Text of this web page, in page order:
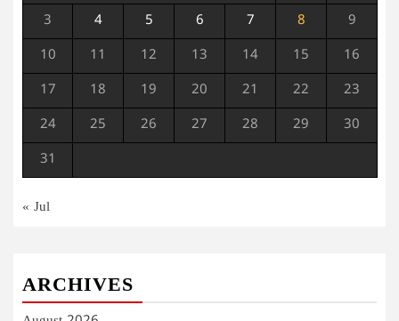
3 4 5 6 7 8 9
10 11 12 13 14 15 16
17 18 19 20 21 22 23
24 25 26 27 28 29 30
31
« Jul
ARCHIVES